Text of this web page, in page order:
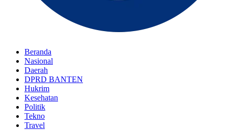
Beranda
Nasional
Daerah
DPRD BANTEN
Hukrim
Kesehatan
Politik
Tekno
Travel